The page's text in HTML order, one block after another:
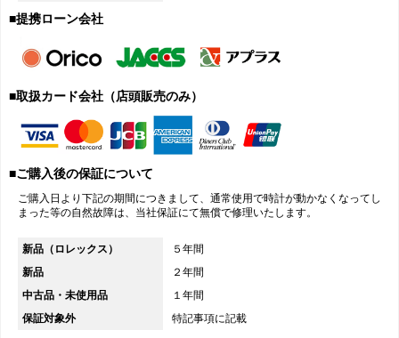
■提携ローン会社
■取扱カード会社（店頭販売のみ）
■ご購入後の保証について
ご購入日より下記の期間につきまして、通常使用で時計が動かなくなってし
まった等の自然故障は、当社保証にて無償で修理いたします。
新品（ロレックス）
５年間
新品
２年間
中古品・未使用品
１年間
保証対象外
特記事項に記載